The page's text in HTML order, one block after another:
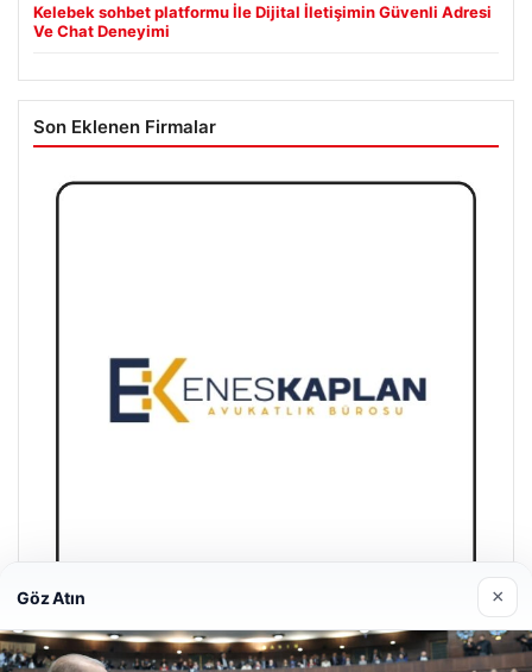
Kelebek sohbet platformu İle Dijital İletişimin Güvenli Adresi
Ve Chat Deneyimi
Son Eklenen Firmalar
Enes Kaplan Avukatlık Bürosu
Göz Atın ×